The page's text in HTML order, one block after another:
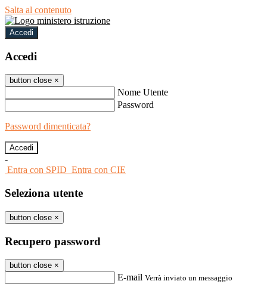
Salta al contenuto
Accedi
Accedi
button close ×
Nome Utente
Password
Password dimenticata?
-
Entra con SPID Entra con CIE
Seleziona utente
button close ×
Recupero password
button close ×
E-mail Verrà inviato un messaggio